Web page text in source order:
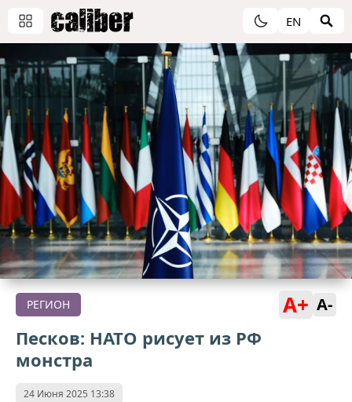
EN
РЕГИОН A+ A-
Песков: НАТО рисует из РФ
монстра
24 Июня 2025 13:38